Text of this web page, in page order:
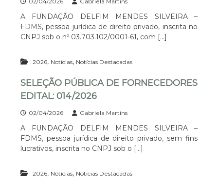
A FUNDAÇÃO DELFIM MENDES SILVEIRA –
FDMS, pessoa jurídica de direito privado, inscrita no
CNPJ sob o nº 03.703.102/0001-61, com […]
2026, Notícias, Notícias Destacadas
SELEÇÃO PÚBLICA DE FORNECEDORES
EDITAL: 014/2026
02/04/2026 Gabriela Martins
A FUNDAÇÃO DELFIM MENDES SILVEIRA –
FDMS, pessoa jurídica de direito privado, sem fins
lucrativos, inscrita no CNPJ sob o […]
2026, Notícias, Notícias Destacadas